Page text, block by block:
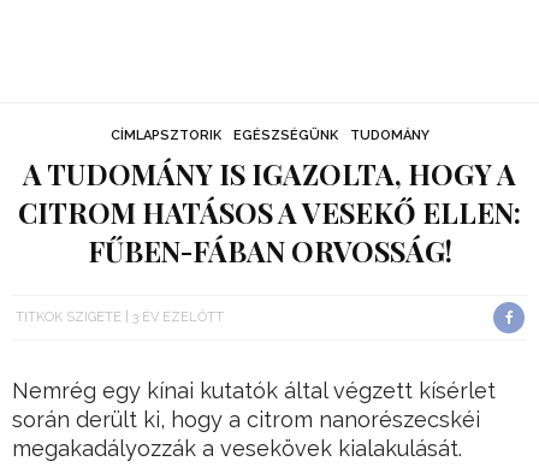
CÍMLAPSZTORIK EGÉSZSÉGÜNK TUDOMÁNY
A TUDOMÁNY IS IGAZOLTA, HOGY A
CITROM HATÁSOS A VESEKŐ ELLEN:
FŰBEN-FÁBAN ORVOSSÁG!
TITKOK SZIGETE 3 ÉV EZELŐTT
Nemrég egy kínai kutatók által végzett kísérlet
során derült ki, hogy a citrom nanorészecskéi
megakadályozzák a vesekövek kialakulását.